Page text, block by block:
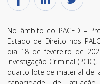
No âmbito do PACED –
Estado de Direito nos
dia 18 de fevereiro de
Investigação Criminal
quarto lote de material de
capacidade de